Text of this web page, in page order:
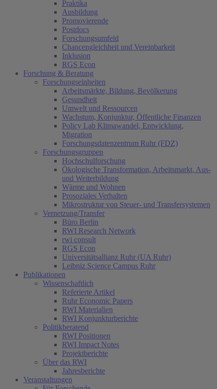
Praktika
Ausbildung
Promovierende
Postdocs
Forschungsumfeld
Chancengleichheit und Vereinbarkeit
Inklusion
RGS Econ
Forschung & Beratung
Forschungseinheiten
Arbeitsmärkte, Bildung, Bevölkerung
Gesundheit
Umwelt und Ressourcen
Wachstum, Konjunktur, Öffentliche Finanzen
Policy Lab Klimawandel, Entwicklung,
Migration
Forschungsdatenzentrum Ruhr (FDZ)
Forschungsgruppen
Hochschulforschung
Ökologische Transformation, Arbeitsmarkt, Aus-
und Weiterbildung
Wärme und Wohnen
Prosoziales Verhalten
Mikrostruktur von Steuer- und Transfersystemen
Vernetzung/Transfer
Büro Berlin
RWI Research Network
rwi consult
RGS Econ
Universitätsallianz Ruhr (UA Ruhr)
Leibniz Science Campus Ruhr
Publikationen
Wissenschaftlich
Referierte Artikel
Ruhr Economic Papers
RWI Materialien
RWI Konjunkturberichte
Politikberatend
RWI Positionen
RWI Impact Notes
Projektberichte
Über das RWI
Jahresberichte
Veranstaltungen